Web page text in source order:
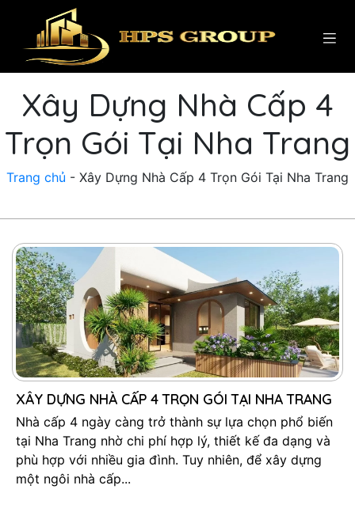
Xây Dựng Nhà Cấp 4
Trọn Gói Tại Nha Trang
Trang chủ - Xây Dựng Nhà Cấp 4 Trọn Gói Tại Nha Trang
XÂY DỰNG NHÀ CẤP 4 TRỌN GÓI TẠI NHA TRANG
Nhà cấp 4 ngày càng trở thành sự lựa chọn phổ biến
tại Nha Trang nhờ chi phí hợp lý, thiết kế đa dạng và
phù hợp với nhiều gia đình. Tuy nhiên, để xây dựng
một ngôi nhà cấp...